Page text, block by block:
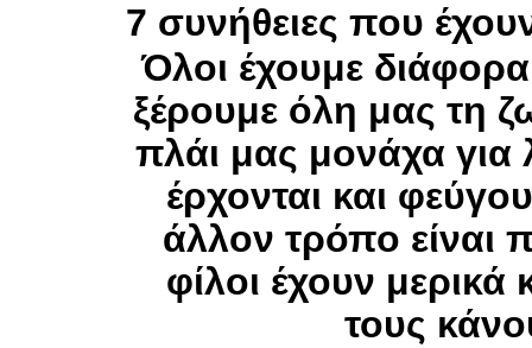
7 συνήθειες που
Όλοι έχουμε
ξέρουμε όλη μας τη
πλάι μας μονάχα για
έρχονται και
άλλον τρόπο είναι
φίλοι έχουν μερικά
τους